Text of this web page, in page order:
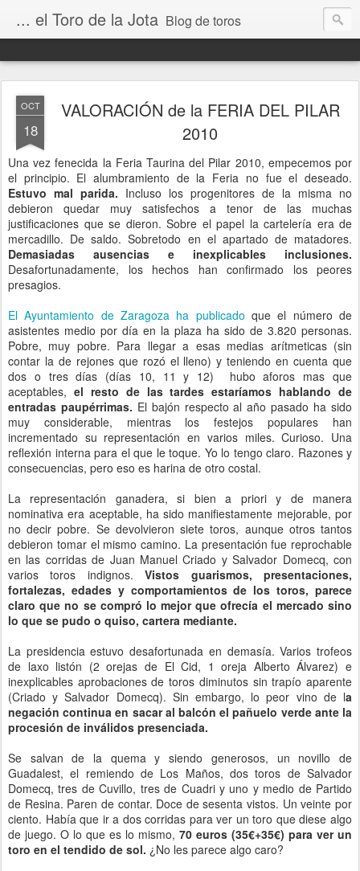
... el Toro de la Jota Blog de toros
OCT
18
VALORACIÓN de la FERIA DEL PILAR
2010
Una vez fenecida la Feria Taurina del Pilar 2010, empecemos por
el principio. El alumbramiento de la Feria no fue el deseado.
Estuvo mal parida. Incluso los progenitores de la misma no
debieron quedar muy satisfechos a tenor de las muchas
justificaciones que se dieron. Sobre el papel la cartelería era de
mercadillo. De saldo. Sobretodo en el apartado de matadores.
Demasiadas ausencias e inexplicables inclusiones.
Desafortunadamente, los hechos han confirmado los peores
presagios.
El Ayuntamiento de Zaragoza ha publicado que el número de
asistentes medio por día en la plaza ha sido de 3.820 personas.
Pobre, muy pobre. Para llegar a esas medias arítmeticas (sin
contar la de rejones que rozó el lleno) y teniendo en cuenta que
dos o tres días (días 10, 11 y 12) hubo aforos mas que
aceptables, el resto de las tardes estaríamos hablando de
entradas paupérrimas. El bajón respecto al año pasado ha sido
muy considerable, mientras los festejos populares han
incrementado su representación en varios miles. Curioso. Una
reflexión interna para el que le toque. Yo lo tengo claro. Razones y
consecuencias, pero eso es harina de otro costal.
La representación ganadera, si bien a priori y de manera
nominativa era aceptable, ha sido manifiestamente mejorable, por
no decir pobre. Se devolvieron siete toros, aunque otros tantos
debieron tomar el mismo camino. La presentación fue reprochable
en las corridas de Juan Manuel Criado y Salvador Domecq, con
varios toros indignos.Vistos guarismos, presentaciones,
fortalezas, edades y comportamientos de los toros, parece
claro que no se compró lo mejor que ofrecía el mercado sino
lo que se pudo o quiso, cartera mediante.
La presidencia estuvo desafortunada en demasía. Varios trofeos
de laxo listón (2 orejas de El Cid, 1 oreja Alberto Álvarez) e
inexplicables aprobaciones de toros diminutos sin trapío aparente
(Criado y Salvador Domecq). Sin embargo, lo peor vino de la
negación continua en sacar al balcón el pañuelo verde ante la
procesión de inválidos presenciada.
Se salvan de la quema y siendo generosos, un novillo de
Guadalest, el remiendo de Los Maños, dos toros de Salvador
Domecq, tres de Cuvillo, tres de Cuadri y uno y medio de Partido
de Resina. Paren de contar. Doce de sesenta vistos. Un veinte por
ciento. Había que ir a dos corridas para ver un toro que diese algo
de juego. O lo que es lo mismo, 70 euros (35€+35€) para ver un
toro en el tendido de sol. ¿No les parece algo caro?